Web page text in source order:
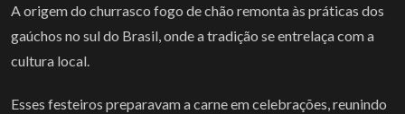
A origem do churrasco fogo de chão remonta às práticas dos
gaúchos no sul do Brasil, onde a tradição se entrelaça com a
cultura local.
Esses festeiros preparavam a carne em celebrações, reunindo